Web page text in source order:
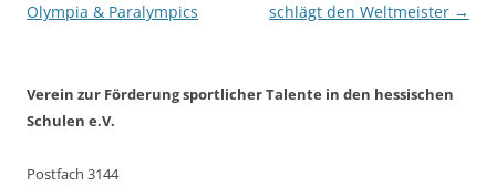
Olympia & Paralympics
schlägt den Weltmeister →
Verein zur Förderung sportlicher Talente in den hessischen
Schulen e.V.
Postfach 3144